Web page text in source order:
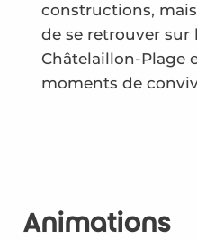
constructions,
de se retrouver sur
Châtelaillon-Plage
moments de
Animations